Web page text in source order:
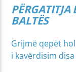
PËRGATITJA
BALTËS
Grijmë qepët
i kavërdisim